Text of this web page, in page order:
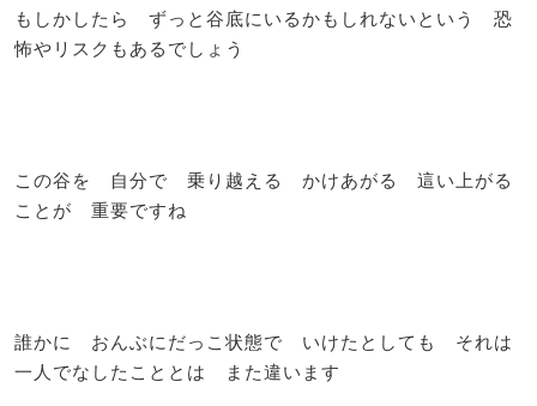
もしかしたら ずっと谷底にいるかもしれないという 恐
怖やリスクもあるでしょう
この谷を 自分で 乗り越える かけあがる 這い上がる
ことが 重要ですね
誰かに おんぶにだっこ状態で いけたとしても それは
一人でなしたこととは また違います